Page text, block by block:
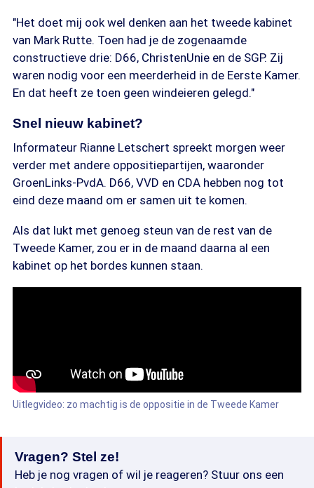
"Het doet mij ook wel denken aan het tweede kabinet
van Mark Rutte. Toen had je de zogenaamde
constructieve drie: D66, ChristenUnie en de SGP. Zij
waren nodig voor een meerderheid in de Eerste Kamer.
En dat heeft ze toen geen windeieren gelegd."
Snel nieuw kabinet?
Informateur Rianne Letschert spreekt morgen weer
verder met andere oppositiepartijen, waaronder
GroenLinks-PvdA. D66, VVD en CDA hebben nog tot
eind deze maand om er samen uit te komen.
Als dat lukt met genoeg steun van de rest van de
Tweede Kamer, zou er in de maand daarna al een
kabinet op het bordes kunnen staan.
Uitlegvideo: zo machtig is de oppositie in de Tweede Kamer
Vragen? Stel ze!
Heb je nog vragen of wil je reageren? Stuur ons een